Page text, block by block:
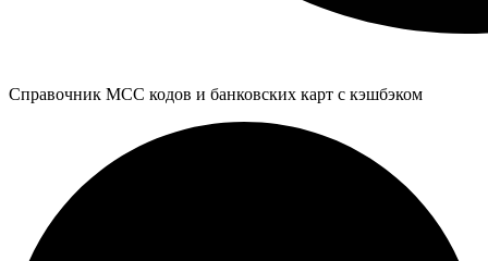
Справочник MCC кодов и банковских карт с кэшбэком